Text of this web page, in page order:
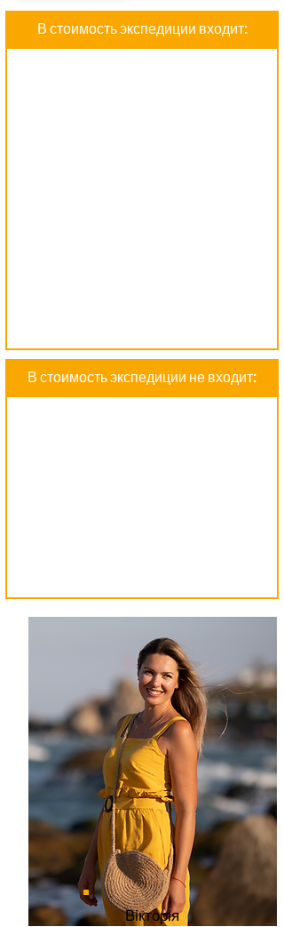
В стоимость экспедиции входит:
В стоимость экспедиции не входит:
Вікторія